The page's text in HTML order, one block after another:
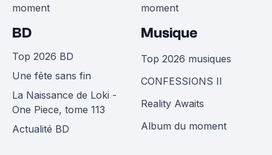
moment
moment
BD
Top 2026 BD
Une fête sans fin
La Naissance de Loki -
One Piece, tome 113
Actualité BD
Musique
Top 2026 musiques
CONFESSIONS II
Reality Awaits
Album du moment